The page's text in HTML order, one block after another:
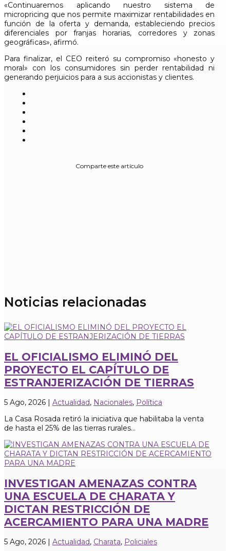
«Continuaremos aplicando nuestro sistema de
micropricing que nos permite maximizar rentabilidades en
función de la oferta y demanda, estableciendo precios
diferenciales por franjas horarias, corredores y zonas
geográficas», afirmó.
Para finalizar, el CEO reiteró su compromiso «honesto y
moral» con los consumidores sin perder rentabilidad ni
generando perjuicios para a sus accionistas y clientes.
Comparte este artículo
Noticias relacionadas
EL OFICIALISMO ELIMINÓ DEL
PROYECTO EL CAPÍTULO DE
ESTRANJERIZACIÓN DE TIERRAS
5 Ago, 2026 | Actualidad, Nacionales, Política
La Casa Rosada retiró la iniciativa que habilitaba la venta
de hasta el 25% de las tierras rurales...
INVESTIGAN AMENAZAS CONTRA
UNA ESCUELA DE CHARATA Y
DICTAN RESTRICCIÓN DE
ACERCAMIENTO PARA UNA MADRE
5 Ago, 2026 | Actualidad, Charata, Policiales